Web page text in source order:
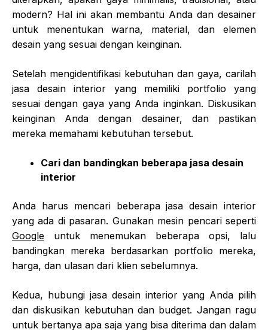
modern? Hal ini akan membantu Anda dan desainer
untuk menentukan warna, material, dan elemen
desain yang sesuai dengan keinginan.
Setelah mengidentifikasi kebutuhan dan gaya, carilah
jasa desain interior yang memiliki portfolio yang
sesuai dengan gaya yang Anda inginkan. Diskusikan
keinginan Anda dengan desainer, dan pastikan
mereka memahami kebutuhan tersebut.
Cari dan bandingkan beberapa jasa desain
interior
Anda harus mencari beberapa jasa desain interior
yang ada di pasaran. Gunakan mesin pencari seperti
Google untuk menemukan beberapa opsi, lalu
bandingkan mereka berdasarkan portfolio mereka,
harga, dan ulasan dari klien sebelumnya.
Kedua, hubungi jasa desain interior yang Anda pilih
dan diskusikan kebutuhan dan budget. Jangan ragu
untuk bertanya apa saja yang bisa diterima dan dalam